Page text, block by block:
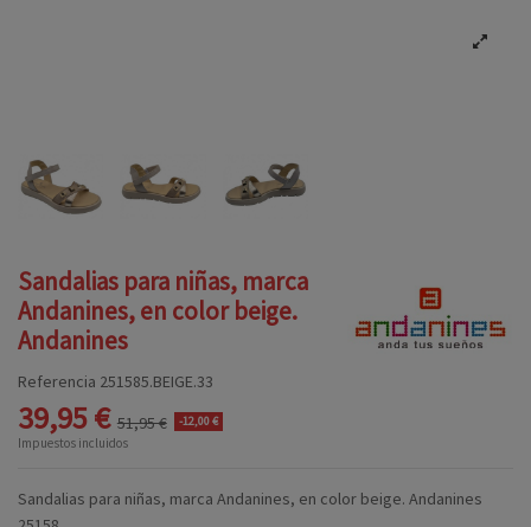
Sandalias para niñas, marca
Andanines, en color beige.
Andanines
Referencia 251585.BEIGE.33
39,95 € 51,95 € -12,00 €
Impuestos incluidos
Sandalias para niñas, marca Andanines, en color beige. Andanines